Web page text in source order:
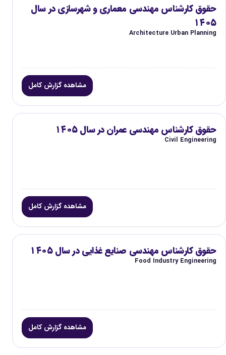
حقوق کارشناس مهندسی معماری و شهرسازی در سال
۱۴۰۵
Architecture Urban Planning
مشاهده گزارش کامل
حقوق کارشناس مهندسی عمران در سال ۱۴۰۵
Civil Engineering
مشاهده گزارش کامل
حقوق کارشناس مهندسی صنایع غذایی در سال ۱۴۰۵
Food Industry Engineering
مشاهده گزارش کامل